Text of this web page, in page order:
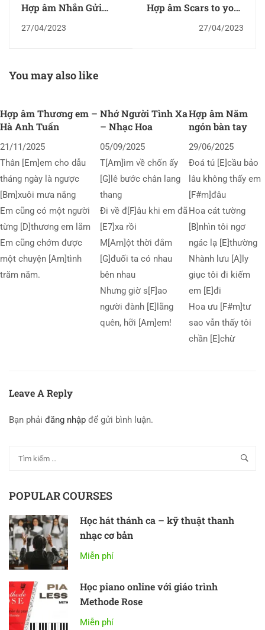
Hợp âm Nhắn Gửi
27/04/2023
Hợp âm Scars to your
27/04/2023
You may also like
Hợp âm Thương em –
Hà Anh Tuấn
21/11/2025
Thân [Em]em cho dẫu
tháng ngày là ngược
[Bm]xuôi mưa nắng
Em cũng có một người
từng [D]thương em lắm
Em cũng chớm được
một chuyện [Am]tình
trăm năm.
Nhớ Người Tình Xa
– Nhạc Hoa
05/09/2025
T[Am]ìm về chốn ấy
[G]lê bước chân lang
thang
Đi về đ[F]âu khi em đã
[E7]xa rồi
M[Am]ột thời đắm
[G]đuối ta có nhau
bên nhau
Nhưng giờ s[F]ao
người đành [E]lãng
quên, hỡi [Am]em!
Hợp âm Năm
ngón bàn tay
29/06/2025
Đoá tú [E]cầu bảo
lâu không thấy em
[F#m]đâu
Hoa cát tường
[B]nhìn tôi ngơ
ngác lạ [E]thường
Nhành lưu [A]ly
giục tôi đi kiếm
em [E]đi
Hoa ưu [F#m]tư
sao vẫn thấy tôi
chần [E]chừ
Leave A Reply
Bạn phải đăng nhập để gửi bình luận.
POPULAR COURSES
Học hát thánh ca – kỹ thuật thanh
nhạc cơ bản
Miễn phí
Học piano online với giáo trình
Methode Rose
Miễn phí